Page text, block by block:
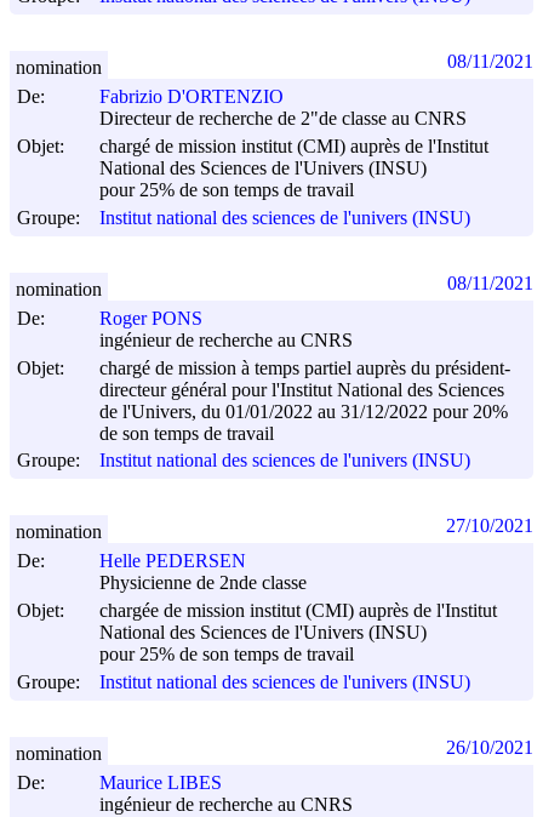
De:
Fabrizio D'ORTENZIO
Directeur de recherche de 2"de classe au CNRS
Objet:
chargé de mission institut (CMI) auprès de l'Institut
National des Sciences de l'Univers (INSU)
pour 25% de son temps de travail
Groupe:
Institut national des sciences de l'univers (INSU)
nomination 08/11/2021
De:
Roger PONS
ingénieur de recherche au CNRS
Objet:
chargé de mission à temps partiel auprès du président-
directeur général pour l'Institut National des Sciences
de l'Univers, du 01/01/2022 au 31/12/2022 pour 20%
de son temps de travail
Groupe:
Institut national des sciences de l'univers (INSU)
nomination 08/11/2021
De:
Helle PEDERSEN
Physicienne de 2nde classe
Objet:
chargée de mission institut (CMI) auprès de l'Institut
National des Sciences de l'Univers (INSU)
pour 25% de son temps de travail
Groupe:
Institut national des sciences de l'univers (INSU)
nomination 27/10/2021
De:
Maurice LIBES
ingénieur de recherche au CNRS
nomination 26/10/2021